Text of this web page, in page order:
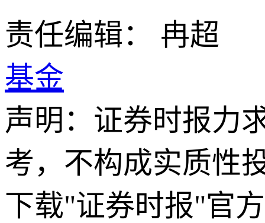
责任编辑： 冉超
基金
声明：证券时报力
考，不构成实质性
下载"证券时报"官